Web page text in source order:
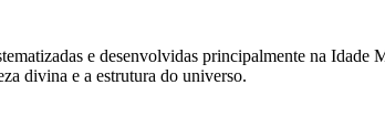
e desenvolvidas principalmente na
divina e a estrutura do universo.